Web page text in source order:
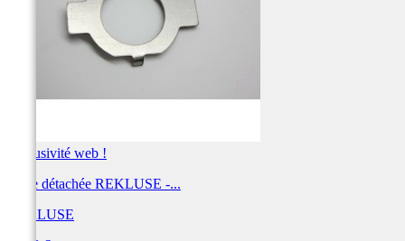
Exclusivité web !
Pièce détachée REKLUSE -...
REKLUSE